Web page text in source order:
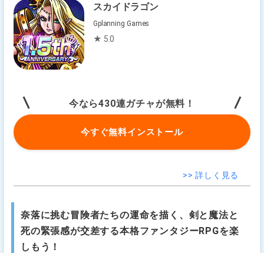
スカイドラゴン
Gplanning Games
★ 5.0
今なら430連ガチャが無料！
今すぐ無料インストール
>> 詳しく見る
奈落に挑む冒険者たちの運命を描く、剣と魔法と
死の緊張感が交差する本格ファンタジーRPGを楽
しもう！